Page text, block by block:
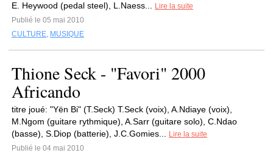
E. Heywood (pedal steel), L.Naess...
Lire la suite
Publié le 05 mai 2010
CULTURE, MUSIQUE
Thione Seck - "Favori" 2000
Africando
titre joué: "Yën Bi" (T.Seck) T.Seck (voix), A.Ndiaye (voix),
M.Ngom (guitare rythmique), A.Sarr (guitare solo), C.Ndao
(basse), S.Diop (batterie), J.C.Gomies...
Lire la suite
Publié le 04 mai 2010